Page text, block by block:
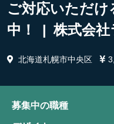
ご対応いただ
中！ | 株式会社
北海道札幌市中央区
募集中の職種